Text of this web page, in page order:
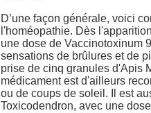
D’une façon générale, voici
l'homéopathie. Dès
une dose de Vaccinotoxinum
sensations de brûlures et de
prise de cinq granules d'Apis
médicament est d'ailleurs
ou de coups de soleil. Il est
Toxicodendron, avec une